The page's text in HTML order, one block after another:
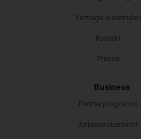
Verträge widerrufen
Kontakt
Presse
Business
Partnerprogramm
Anbieterübersicht